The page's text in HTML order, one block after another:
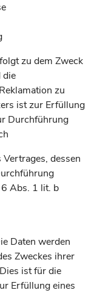
zu dem Zweck
die
zu
ist zur Erfüllung
Durchführung
dessen
Abs. 1 lit. b
Daten werden
Zweckes ihrer
ist für die
Erfüllung eines